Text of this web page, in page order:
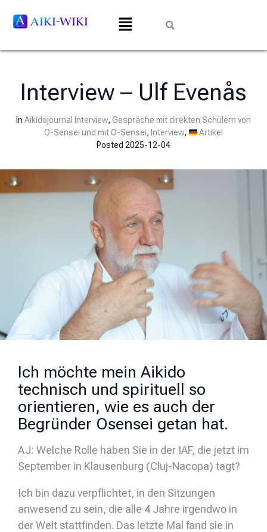
Interview – Ulf Evenås
In Aikidojournal Interview, Gespräche mit direkten Schülern von
O-Sensei und mit O-Sensei, Interview,
Artikel
Posted 2025-12-04
Ich möchte mein Aikido
technisch und spirituell so
orientieren, wie es auch der
Begründer Osensei getan hat.
AJ: Welche Rolle haben Sie in der IAF, die jetzt im
September in Klausenburg (Cluj-Nacopa) tagt?
Ich bin dazu verpflichtet, in den Sitzungen
anwesend zu sein, die alle 4 Jahre irgendwo in
der Welt stattfinden. Das letzte Mal fand sie in